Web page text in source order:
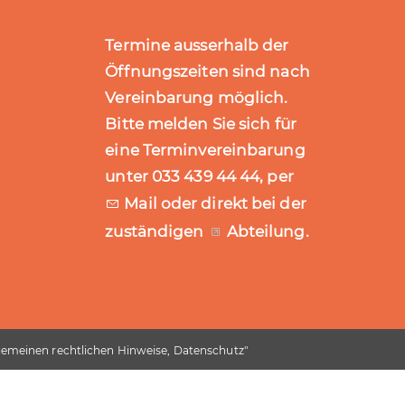
Termine ausserhalb der
Öffnungszeiten sind nach
Vereinbarung möglich.
Bitte melden Sie sich für
eine Terminvereinbarung
unter 033 439 44 44, per
Mail oder direkt bei der
zuständigen
Abteilung.
rechtlichen Hinweise, Datenschutz"